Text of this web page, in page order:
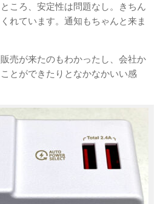
ころ、安定性は問題なし。きちん
れています。通知もちゃんと来ま
売が来たのもわかったし、会社か
とができたりとなかなかいい感